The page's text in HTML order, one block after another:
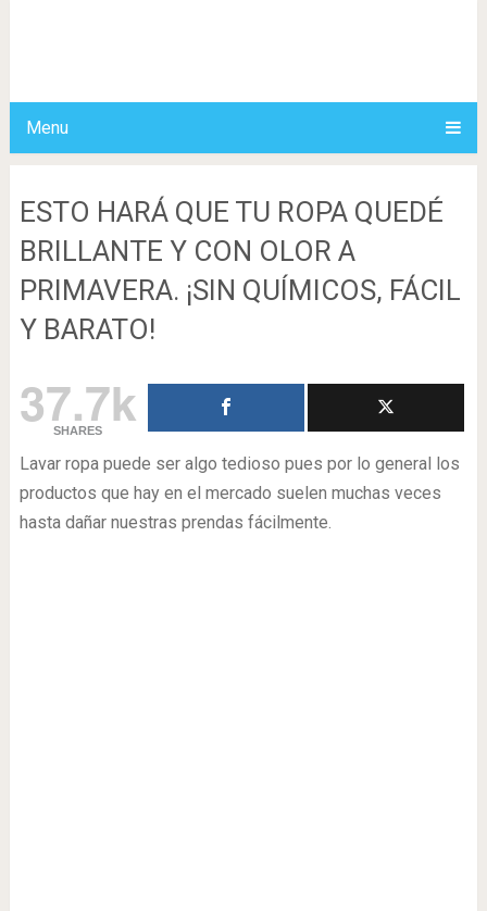
Menu
ESTO HARÁ QUE TU ROPA QUEDÉ
BRILLANTE Y CON OLOR A
PRIMAVERA. ¡SIN QUÍMICOS, FÁCIL
Y BARATO!
37.7k
SHARES
Lavar ropa puede ser algo tedioso pues por lo general los
productos que hay en el mercado suelen muchas veces
hasta dañar nuestras prendas fácilmente.